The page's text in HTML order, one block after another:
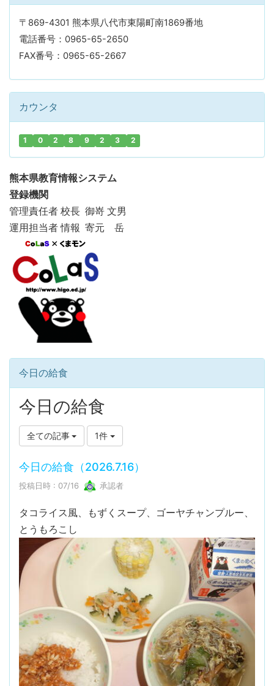
〒869-4301 熊本県八代市東陽町南1869番地
電話番号：0965-65-2650
FAX番号：0965-65-2667
カウンタ
1 0 2 8 9 2 3 2
熊本県教育情報システム
登録機関
管理責任者 校長 御嵜 文男
運用担当者 情報 寄元 岳
今日の給食
今日の給食
全ての記事 1件
今日の給食（2026.7.16）
投稿日時 : 07/16 承認者
タコライス風、もずくスープ、ゴーヤチャンプルー、
とうもろこし